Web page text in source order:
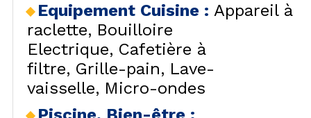
Equipement Cuisine : Appareil à
raclette
Bouilloire
Electrique Cafetière à
filtre Grille-pain
Lave-
vaisselle
Micro-ondes